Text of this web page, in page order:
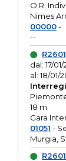
O.R.
Nimes
00000-
--
dal: 17/
al: 18/01/
18 m
Gara
01051 -
Murgia,